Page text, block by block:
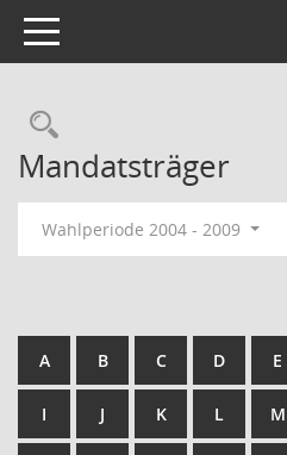
Toggle navigation
Rechercheauswahl
Mandatsträger
Wahlperiode 2004 - 2009
A B C D E
I J K L M